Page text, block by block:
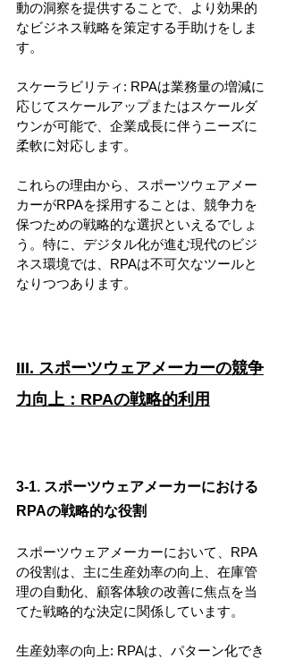
動の洞察を提供することで、より効果的
なビジネス戦略を策定する手助けをしま
す。
スケーラビリティ: RPAは業務量の増減に
応じてスケールアップまたはスケールダ
ウンが可能で、企業成長に伴うニーズに
柔軟に対応します。
これらの理由から、スポーツウェアメー
カーがRPAを採用することは、競争力を
保つための戦略的な選択といえるでしょ
う。特に、デジタル化が進む現代のビジ
ネス環境では、RPAは不可欠なツールと
なりつつあります。
III. スポーツウェアメーカーの競争
力向上：RPAの戦略的利用
3-1. スポーツウェアメーカーにおける
RPAの戦略的な役割
スポーツウェアメーカーにおいて、RPA
の役割は、主に生産効率の向上、在庫管
理の自動化、顧客体験の改善に焦点を当
てた戦略的な決定に関係しています。
生産効率の向上: RPAは、パターン化でき